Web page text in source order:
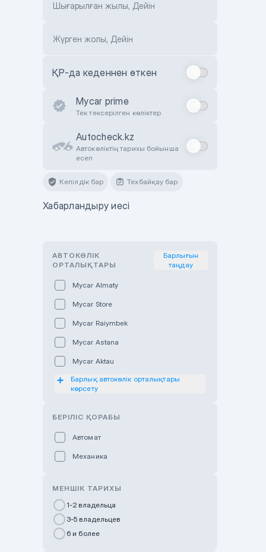
Шығарылған жылы, Дейін
Жүрген жолы, Дейін
ҚР-да кеденнен өткен
Mycar prime
Тек тексерілген көліктер
Autocheck.kz
Автокөліктің тарихы бойынша
есеп
Кепілдік бар Техбайқау бар
Хабарландыру иесі
АВТОКӨЛІК
ОРТАЛЫҚТАРЫ
Барлығын
таңдау
Mycar Almaty
Mycar Store
Mycar Raiymbek
Mycar Astana
Mycar Aktau
Mycar Uralsk
Haval & Tank Pavlodar
Bavaria Almaty
Mycar Shymkent
Changan Auto Nurly Zhol
Барлық автокөлік орталықтары
көрсету
БЕРІЛІС ҚОРАБЫ
Автомат
Механика
МЕНШІК ТАРИХЫ
1-2 владельца
3-5 владельцев
6 и более